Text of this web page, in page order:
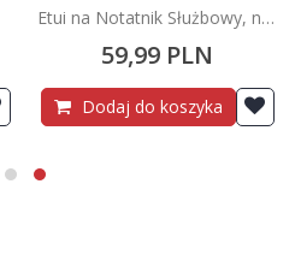
Etui na Notatnik Służbowy, naturalna skóra
59,99 PLN
Dodaj do koszyka